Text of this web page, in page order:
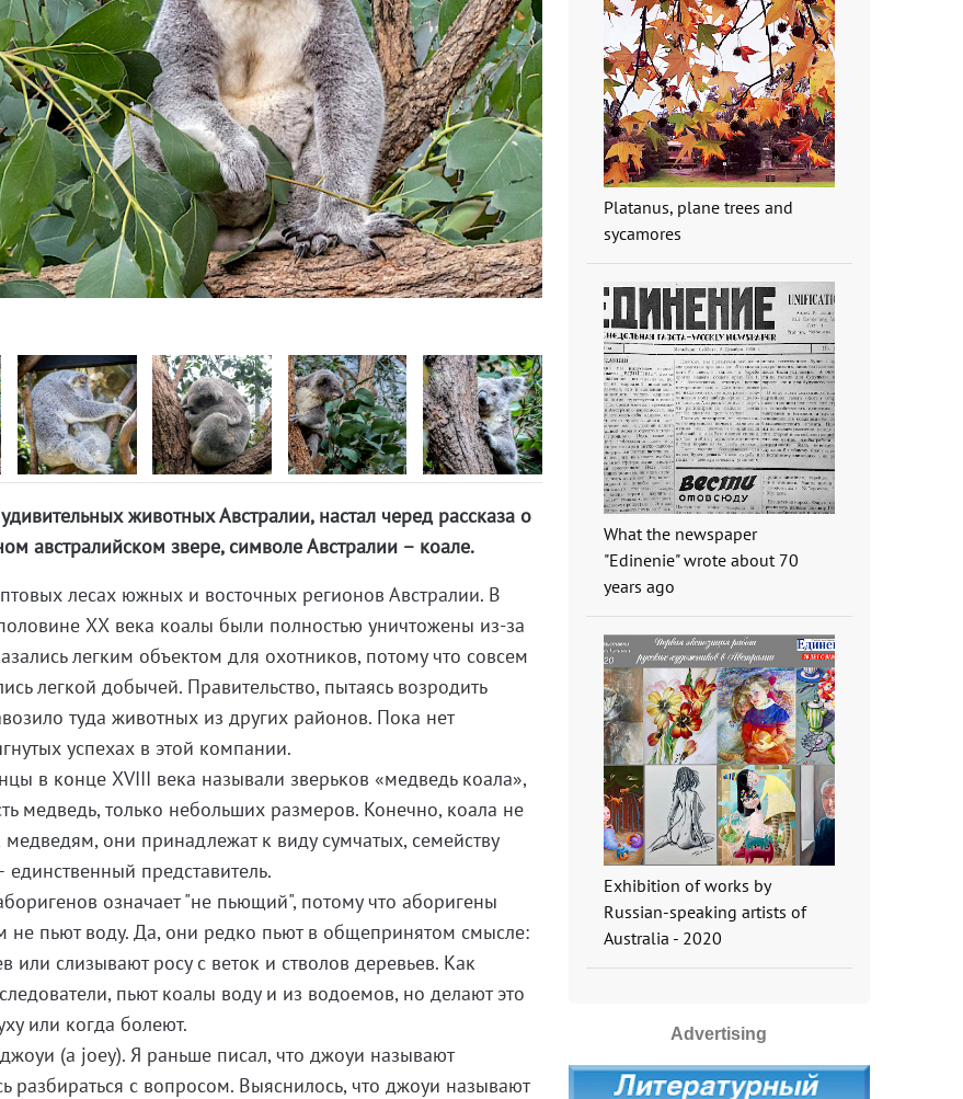
животных Австралии, настал черед рассказа о
австралийском звере, символе Австралии – коале.
лесах южных и восточных регионов Австралии. В
ХХ века коалы были полностью уничтожены из-за
легким объектом для охотников, потому что совсем
легкой добычей. Правительство, пытаясь возродить
туда животных из других районов. Пока нет
успехах в этой компании.
в конце XVIII века называли зверьков «медведь коала»,
медведь, только небольших размеров. Конечно, коала не
они принадлежат к виду сумчатых, семейству
представитель.
означает "не пьющий", потому что аборигены
не пьют воду. Да, они редко пьют в общепринятом смысле:
или слизывают росу с веток и стволов деревьев. Как
пьют коалы воду и из водоемов, но делают это
или когда болеют.
(a joey). Я раньше писал, что джоуи называют
разбираться с вопросом. Выяснилось, что джоуи называют
Platanus, plane trees and
sycamores
What the newspaper
"Edinenie" wrote about 70
years ago
Exhibition of works by
Russian-speaking artists of
Australia - 2020
Advertising